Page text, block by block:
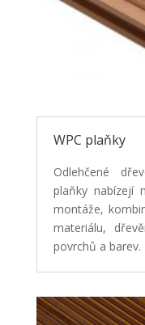
WPC plaňky
Odlehčené
plaňky nabízejí
montáže,
materiálu,
povrchů a barev.